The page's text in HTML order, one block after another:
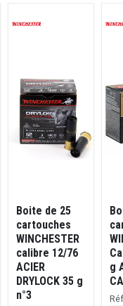
Boite de 25
cartouches
WINCHESTER
calibre 12/76
ACIER
DRYLOCK 35 g
n°3
g